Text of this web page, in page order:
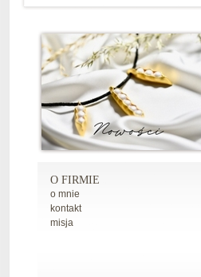
O FIRMIE
o mnie
kontakt
misja